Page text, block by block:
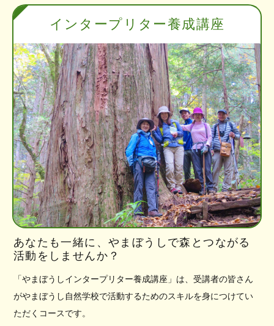
インタープリター養成講座
あなたも一緒に、やまぼうしで森とつながる
活動をしませんか？
「やまぼうしインタープリター養成講座」は、受講者の皆さん
がやまぼうし自然学校で活動するためのスキルを身につけてい
ただくコースです。